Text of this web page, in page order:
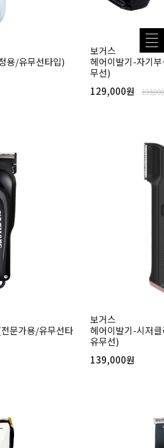
용/유무선타입)
보거스
헤어이발기-자기
무선)
129,000원
문가용/유무선타
보거스
헤어이발기-시저
유무선)
139,000원